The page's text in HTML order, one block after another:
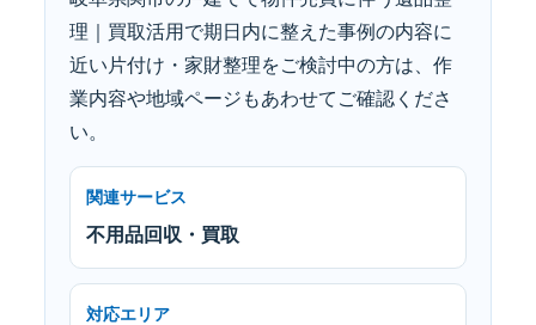
理｜買取活用で期日内に整えた事例の内容に
近い片付け・家財整理をご検討中の方は、作
業内容や地域ページもあわせてご確認くださ
い。
関連サービス
不用品回収・買取
対応エリア